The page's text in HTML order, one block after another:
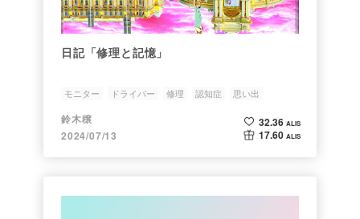
日記「修理と記憶」
モニター ドライバー 修理 認知症 思い出
鈴木穣
2024/07/13
32.36 ALIS
17.60 ALIS